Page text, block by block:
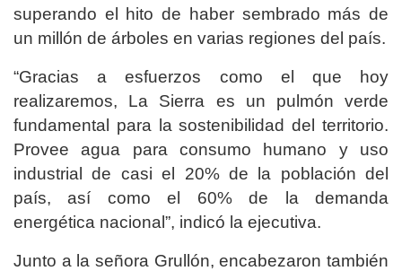
superando el hito de haber sembrado más de
un millón de árboles en varias regiones del país.
“Gracias a esfuerzos como el que hoy
realizaremos, La Sierra es un pulmón verde
fundamental para la sostenibilidad del territorio.
Provee agua para consumo humano y uso
industrial de casi el 20% de la población del
país, así como el 60% de la demanda
energética nacional”, indicó la ejecutiva.
Junto a la señora Grullón, encabezaron también